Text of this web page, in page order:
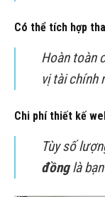
Có thể tích hợp
Hoàn toàn
vị tài chính
Chi phí thiết kế
Tùy số
đồnglà